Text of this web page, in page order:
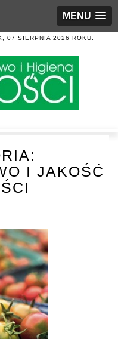
MENU
07 SIERPNIA 2026 ROKU.
I JAKOŚĆ